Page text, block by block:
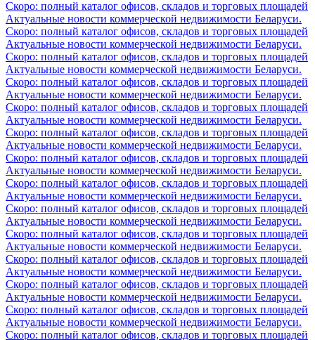
Скоро: полный каталог офисов, складов и торговых площадей
Актуальные новости коммерческой недвижимости Беларуси.
Скоро: полный каталог офисов, складов и торговых площадей
Актуальные новости коммерческой недвижимости Беларуси.
Скоро: полный каталог офисов, складов и торговых площадей
Актуальные новости коммерческой недвижимости Беларуси.
Скоро: полный каталог офисов, складов и торговых площадей
Актуальные новости коммерческой недвижимости Беларуси.
Скоро: полный каталог офисов, складов и торговых площадей
Актуальные новости коммерческой недвижимости Беларуси.
Скоро: полный каталог офисов, складов и торговых площадей
Актуальные новости коммерческой недвижимости Беларуси.
Скоро: полный каталог офисов, складов и торговых площадей
Актуальные новости коммерческой недвижимости Беларуси.
Скоро: полный каталог офисов, складов и торговых площадей
Актуальные новости коммерческой недвижимости Беларуси.
Скоро: полный каталог офисов, складов и торговых площадей
Актуальные новости коммерческой недвижимости Беларуси.
Скоро: полный каталог офисов, складов и торговых площадей
Актуальные новости коммерческой недвижимости Беларуси.
Скоро: полный каталог офисов, складов и торговых площадей
Актуальные новости коммерческой недвижимости Беларуси.
Скоро: полный каталог офисов, складов и торговых площадей
Актуальные новости коммерческой недвижимости Беларуси.
Скоро: полный каталог офисов, складов и торговых площадей
Актуальные новости коммерческой недвижимости Беларуси.
Скоро: полный каталог офисов, складов и торговых площадей